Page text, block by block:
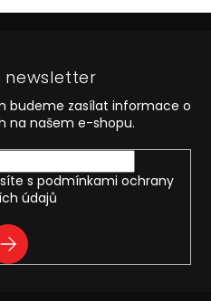
budeme zasílat informace o
na našem e-shopu.
s podmínkami ochrany
údajů
PŘIHLÁSIT
SE